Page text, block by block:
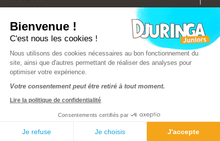
AUTRES
Label Qualité
© Djuringa Juniors 2018 - Tous droits réservés
Police d'assurance MMA 141 386 033
Solution e-commerce & création de site internet by Dedi
Bienvenue !
C'est nous les cookies !
Nous utilisons des cookies nécessaires au bon fonctionnement du
site, ainsi que d'autres permettant de réaliser des analyses pour
optimiser votre expérience.
Votre consentement peut être retiré à tout moment.
Lire la politique de confidentialité
Consentements certifiés par
Je refuse Je choisis J'accepte